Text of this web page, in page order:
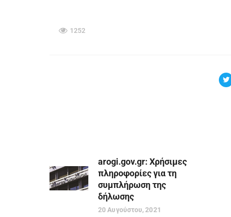
1252
arogi.gov.gr: Χρήσιμες
πληροφορίες για τη
συμπλήρωση της
δήλωσης
20 Αυγούστου, 2021